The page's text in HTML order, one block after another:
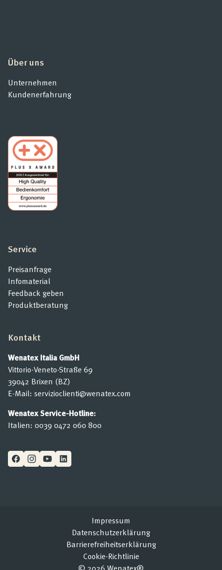
Über uns
Unternehmen
Kundenerfahrung
Service
Preisanfrage
Infomaterial
Feedback geben
Produktberatung
Kontakt
Wenatex Italia GmbH
Vittorio-Veneto-Straße 69
39042 Brixen (BZ)
E-Mail: servizioclienti@wenatex.com
Wenatex Service-Hotline:
Italien: 0039 0472 060 800
Impressum
Datenschutzerklärung
Barrierefreiheitserklärung
Cookie-Richtlinie